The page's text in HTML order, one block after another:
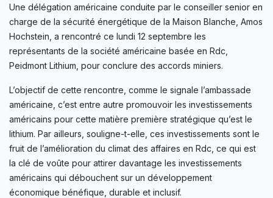
Une délégation américaine conduite par le conseiller senior en
charge de la sécurité énergétique de la Maison Blanche, Amos
Hochstein, a rencontré ce lundi 12 septembre les
représentants de la société américaine basée en Rdc,
Peidmont Lithium, pour conclure des accords miniers.
L’objectif de cette rencontre, comme le signale l’ambassade
américaine, c’est entre autre promouvoir les investissements
américains pour cette matière première stratégique qu’est le
lithium. Par ailleurs, souligne-t-elle, ces investissements sont le
fruit de l’amélioration du climat des affaires en Rdc, ce qui est
la clé de voûte pour attirer davantage les investissements
américains qui débouchent sur un développement
économique bénéfique, durable et inclusif.